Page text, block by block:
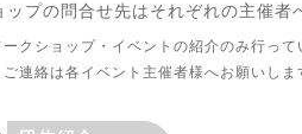
プの問合せ先はそれぞれの主催者
クショップ・イベントの紹介のみ行って
連絡は各イベント主催者様へお願いしま